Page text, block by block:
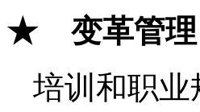
★
变革管理
培训和职